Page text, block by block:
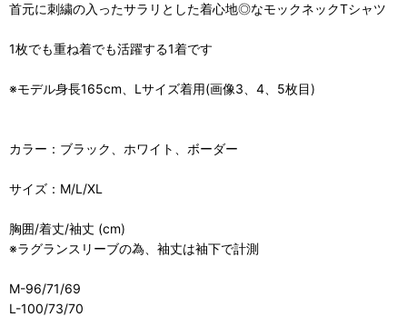
首元に刺繍の入ったサラリとした着心地◎なモックネックTシャツ
1枚でも重ね着でも活躍する1着です
※モデル身長165cm、Lサイズ着用(画像3、4、5枚目)
カラー：ブラック、ホワイト、ボーダー
サイズ：M/L/XL
胸囲/着丈/袖丈 (cm)
※ラグランスリーブの為、袖丈は袖下で計測
M-96/71/69
L-100/73/70